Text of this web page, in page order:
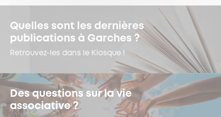
Quelles sont les dernières
publications à Garches ?
Retrouvez-les dans le Kiosque !
Des questions sur la vie
associative ?